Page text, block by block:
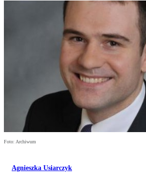
Foto: Archiwum
Agnieszka Usiarczyk